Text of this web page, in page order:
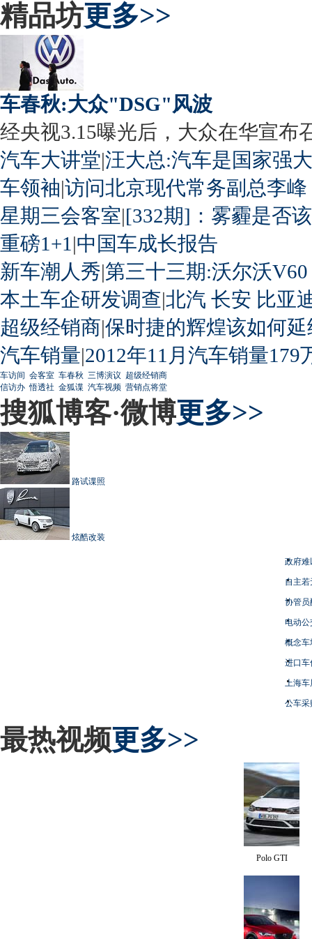
精品坊更多>>
车春秋:大众"DSG"风波
经央视3.15曝光后，大众在华宣布
汽车大讲堂|汪大总:汽车是国家强
车领袖|访问北京现代常务副总李峰
星期三会客室|[332期]：雾霾是否
重磅1+1 |中国车成长报告
新车潮人秀|第三十三期:沃尔沃
本土车企研发调查|北汽 长安 比亚
超级经销商|保时捷的辉煌该如何延
汽车销量|2012年11月汽车销量179
车访间 会客室 车春秋 三博演议 超级经销商
信访办 悟透社 金狐谍 汽车视频 营销点将堂
搜狐博客·微博更多>>
路试谍照
炫酷改装
政府难
自主
协管员
电动
概念车
进口车
上海
公车采
最热视频更多>>
Polo GTI